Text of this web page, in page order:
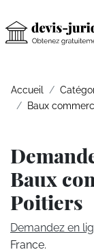
Accueil
Baux
Baux
Poitiers
Demandez en
France.